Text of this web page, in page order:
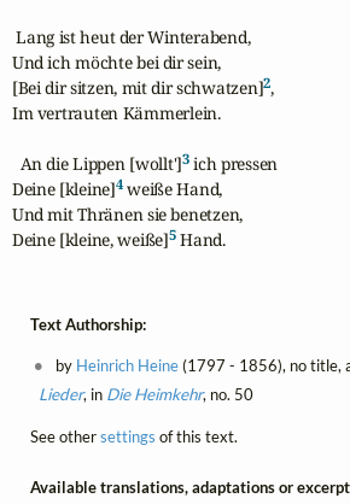
Lang ist heut der Winterabend,
Und ich möchte bei dir sein,
[Bei dir sitzen, mit dir schwatzen]2,
Im vertrauten Kämmerlein.
  An die Lippen [wollt']
3 ich pressen
Deine [kleine]4 weiße Hand,
Und mit Thränen sie benetzen,
Deine [kleine, weiße]5 Hand.
Text Authorship:
by Heinrich Heine(1797 - 1856), no title,
Lieder, in Die Heimkehr, no. 50
See othersettings of this text.
Available translations, adaptations or